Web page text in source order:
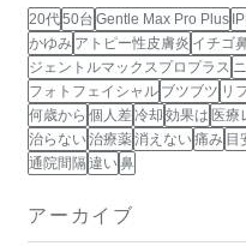
20代50台 Gentle Max Pro Plus IPL
かゆみ アトピー性皮膚炎 イチゴ
ジェントルマックスプロプラス
フォトフェイシャル ブツブツ リ
何歳から 個人差冷却 効果は 医療
治らない治療薬消えない痛み 目
通院間隔 違い鼻
アーカイブ